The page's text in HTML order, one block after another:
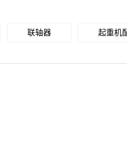
联轴器 起重机